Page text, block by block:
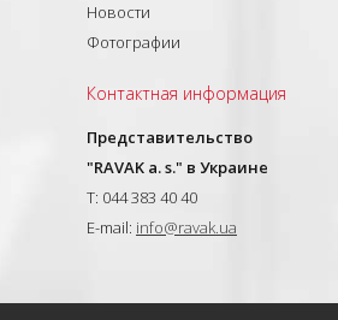
Новости
Фотографии
Контактная информация
Представительство
"RAVAK a. s." в Украине
T: 044 383 40 40
E-mail: info@ravak.ua